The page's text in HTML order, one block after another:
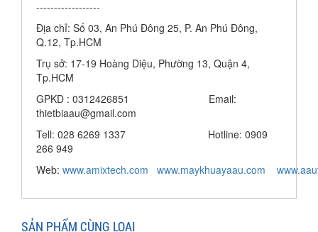
------------------
Địa chỉ: Số 03, An Phú Đông 25, P. An Phú Đông,
Q.12, Tp.HCM
Trụ sở: 17-19 Hoàng Diệu, Phường 13, Quận 4,
Tp.HCM
GPKD : 0312426851 Email:
thietbiaau@gmail.com
Tell: 028 6269 1337 Hotline: 0909
266 949
Web: www.amixtech.com www.maykhuayaau.com www.
SẢN PHẨM CÙNG LOẠI